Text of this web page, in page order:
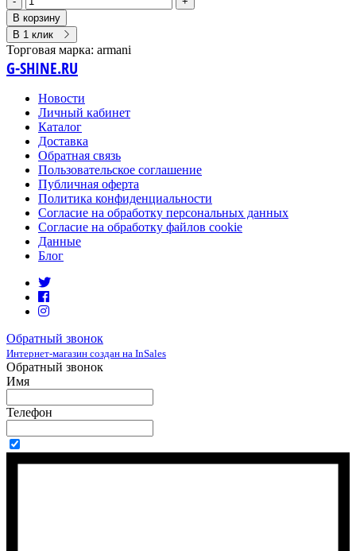
В корзину
В 1 клик
Торговая марка: armani
G-SHINE.RU
Новости
Личный кабинет
Каталог
Доставка
Обратная связь
Пользовательское соглашение
Публичная оферта
Политика конфиденциальности
Согласие на обработку персональных данных
Согласие на обработку файлов cookie
Данные
Блог
Обратный звонок
Интернет-магазин создан на InSales
Обратный звонок
Имя
Телефон